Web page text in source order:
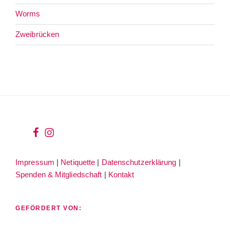
Worms
Zweibrücken
wir
facebook
wir
instagram
Impressum | Netiquette | Datenschutzerklärung |
Spenden & Mitgliedschaft | Kontakt
GEFÖRDERT VON: